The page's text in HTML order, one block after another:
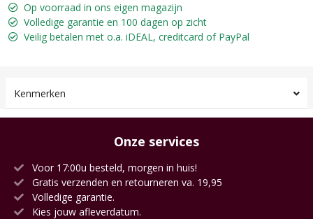
Op voorraad in ons eigen magazijn
Volledige garantie en 100 dagen op zicht
Veilig betalen met o.a. iDEAL, creditcard of PayPal
Kenmerken
Onze services
Voor 17:00u besteld, morgen in huis!
Gratis verzenden en retourneren va. 19,95
Volledige garantie.
Kies jouw afleverdatum.